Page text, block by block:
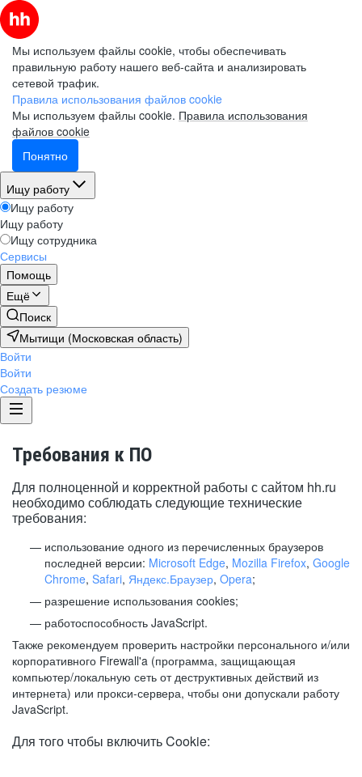
Мы используем файлы cookie, чтобы обеспечивать
правильную работу нашего веб-сайта и анализировать
сетевой трафик.
Правила использования файлов cookie
Мы используем файлы cookie. Правила использования
файлов cookie
Понятно
Ищу работу
Ищу работу
Ищу работу
Ищу сотрудника
Сервисы
Помощь
Ещё
Поиск
Мытищи (Московская область)
Войти
Войти
Создать резюме
Требования к ПО
Для полноценной и корректной работы с сайтом hh.ru
необходимо соблюдать следующие технические
требования:
использование одного из перечисленных браузеров
последней версии: Microsoft Edge, Mozilla Firefox, Google
Chrome, Safari, Яндекс.Браузер, Opera;
разрешение использования cookies;
работоспособность JavaScript.
Также рекомендуем проверить настройки персонального и/или
корпоративного Firewall'a (программа, защищающая
компьютер/локальную сеть от деструктивных действий из
интернета) или прокси-сервера, чтобы они допускали работу
JavaScript.
Для того чтобы включить Cookie: